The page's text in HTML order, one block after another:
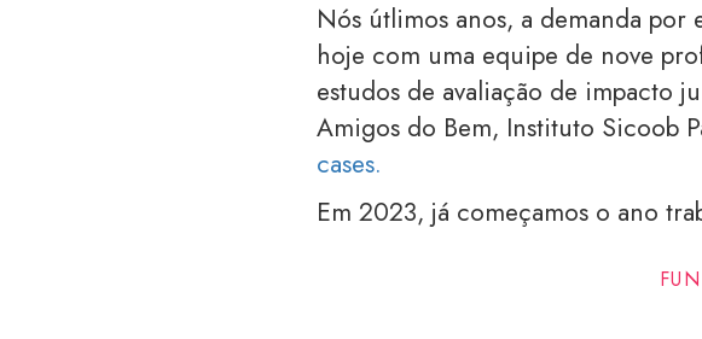
Nós útlimos anos, a demanda
hoje com uma equipe de nove
estudos de avaliação de impacto
Amigos do Bem, Instituto Sicoob
cases.
Em 2023, já começamos o ano